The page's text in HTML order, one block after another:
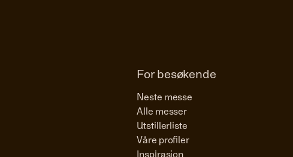
For besøkende
Neste messe
Alle messer
Utstillerliste
Våre profiler
Inspirasjon